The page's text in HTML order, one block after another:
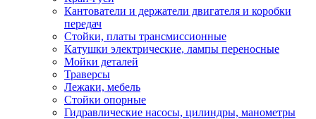
Кантователи и держатели двигателя и коробки
передач
Стойки, платы трансмиссионные
Катушки электрические, лампы переносные
Мойки деталей
Траверсы
Лежаки, мебель
Стойки опорные
Гидравлические насосы, цилиндры, манометры